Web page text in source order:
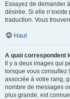
Essayez de demander
désirée. Si elle
traduction. Vous
Haut
A quoi correspondent
Il y a deux images qui
lorsque vous consultez
associée à votre rang,
nombre de messages
plus grande, est